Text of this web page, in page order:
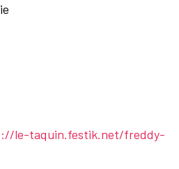
le-taquin.festik.net/freddy-